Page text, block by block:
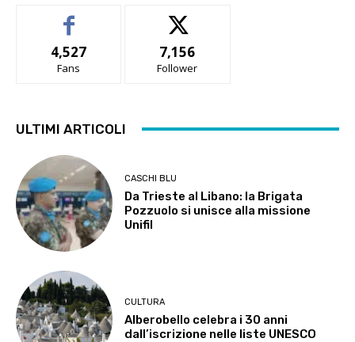
4,527
Fans
7,156
Follower
ULTIMI ARTICOLI
CASCHI BLU
Da Trieste al Libano: la Brigata
Pozzuolo si unisce alla missione
Unifil
CULTURA
Alberobello celebra i 30 anni
dall’iscrizione nelle liste UNESCO